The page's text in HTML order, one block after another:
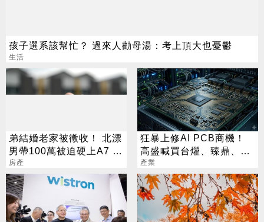
孩子選系該幫忙？ 過來人勸母湯：考上頂大也憂鬱
生活
弟結婚老家被徵收！ 北漂
男帶100萬被迫硬上A7 網
見單價驚呆了
房產
狂暴上修AI PCB商機！
高盛喊買台燿、臻鼎、台
產業